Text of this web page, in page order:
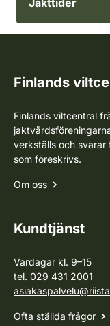
Finlands
Finlands viltcentral
verkställs och
som föreskrivs.
Om oss
Kundtjänst
Vardagar kl. 9–15
tel. 029 431 2001
Ofta ställda frågor